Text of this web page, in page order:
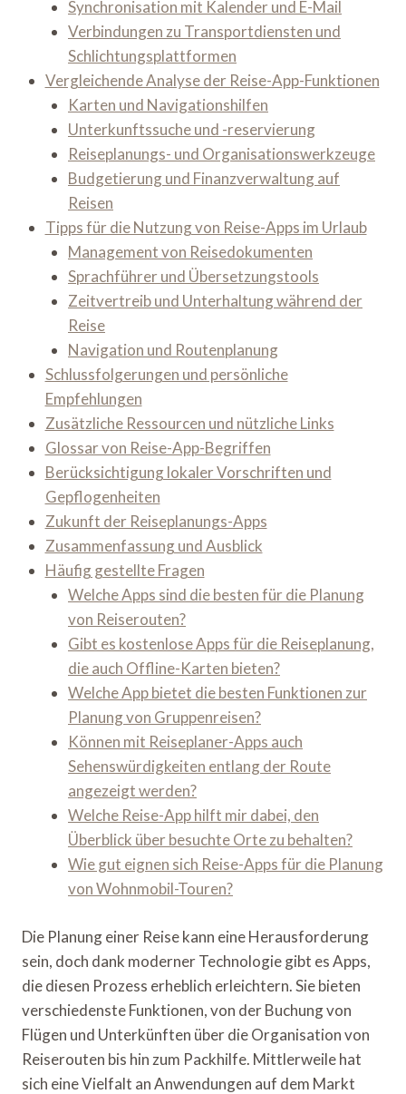
Synchronisation mit Kalender und E-Mail
Verbindungen zu Transportdiensten und
Schlichtungsplattformen
Vergleichende Analyse der Reise-App-Funktionen
Karten und Navigationshilfen
Unterkunftssuche und -reservierung
Reiseplanungs- und Organisationswerkzeuge
Budgetierung und Finanzverwaltung auf
Reisen
Tipps für die Nutzung von Reise-Apps im Urlaub
Management von Reisedokumenten
Sprachführer und Übersetzungstools
Zeitvertreib und Unterhaltung während der
Reise
Navigation und Routenplanung
Schlussfolgerungen und persönliche
Empfehlungen
Zusätzliche Ressourcen und nützliche Links
Glossar von Reise-App-Begriffen
Berücksichtigung lokaler Vorschriften und
Gepflogenheiten
Zukunft der Reiseplanungs-Apps
Zusammenfassung und Ausblick
Häufig gestellte Fragen
Welche Apps sind die besten für die Planung
von Reiserouten?
Gibt es kostenlose Apps für die Reiseplanung,
die auch Offline-Karten bieten?
Welche App bietet die besten Funktionen zur
Planung von Gruppenreisen?
Können mit Reiseplaner-Apps auch
Sehenswürdigkeiten entlang der Route
angezeigt werden?
Welche Reise-App hilft mir dabei, den
Überblick über besuchte Orte zu behalten?
Wie gut eignen sich Reise-Apps für die Planung
von Wohnmobil-Touren?
Die Planung einer Reise kann eine Herausforderung
sein, doch dank moderner Technologie gibt es Apps,
die diesen Prozess erheblich erleichtern. Sie bieten
verschiedenste Funktionen, von der Buchung von
Flügen und Unterkünften über die Organisation von
Reiserouten bis hin zum Packhilfe. Mittlerweile hat
sich eine Vielfalt an Anwendungen auf dem Markt